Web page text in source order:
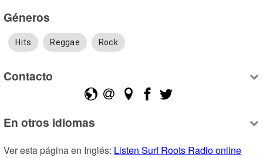
Géneros
Hits Reggae Rock
Contacto
En otros idiomas
Ver esta página en Inglés: Listen Surf Roots Radio online